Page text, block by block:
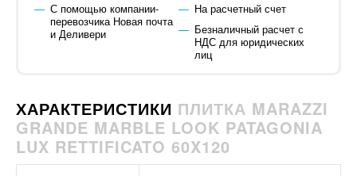
С помощью компании-
перевозчика Новая почта
и Деливери
На расчетный счет
Безналичный расчет с
НДС для юридических
лиц
ХАРАКТЕРИСТИКИ ПЛИТКА MARAZZI
GRANDE MARBLE LOOK PATAGONIA
LUX RETTIFICATO 60X120